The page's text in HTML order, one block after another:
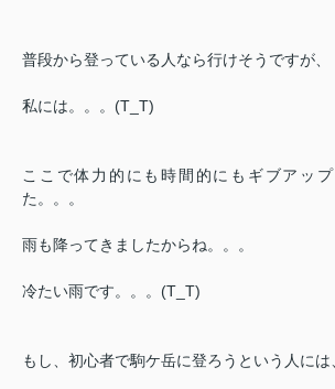
普段から登っている人なら行けそうですが、
私には。。。(T_T)
ここで体力的にも時間的にもギブアッ
た。。。
雨も降ってきましたからね。。。
冷たい雨です。。。(T_T)
もし、初心者で駒ケ岳に登ろうという人には